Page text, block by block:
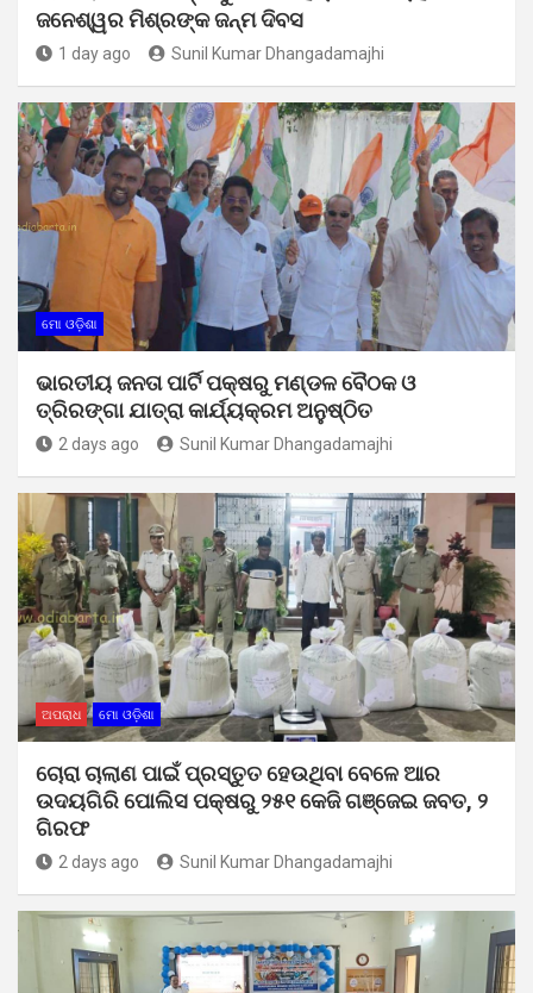
ଜନେଶ୍ୱର ମିଶ୍ରଙ୍କ ଜନ୍ମ ଦିବସ
1 day ago Sunil Kumar Dhangadamajhi
ମୋ ଓଡ଼ିଶା
ଭାରତୀୟ ଜନତା ପାର୍ଟି ପକ୍ଷରୁ ମଣ୍ଡଳ ବୈଠକ ଓ
ତ୍ରିରଙ୍ଗା ଯାତ୍ରା କାର୍ଯ୍ୟକ୍ରମ ଅନୁଷ୍ଠିତ
2 days ago Sunil Kumar Dhangadamajhi
ଅପରାଧ ମୋ ଓଡ଼ିଶା
ଚୋରା ଚାଲାଣ ପାଇଁ ପ୍ରସ୍ତୁତ ହେଉଥିବା ବେଳେ ଆର
ଉଦୟଗିରି ପୋଲିସ ପକ୍ଷରୁ ୨୫୧ କେଜି ଗଞ୍ଜେଇ ଜବତ, ୨
ଗିରଫ
2 days ago Sunil Kumar Dhangadamajhi